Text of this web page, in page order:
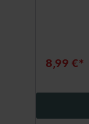
8,99 €*